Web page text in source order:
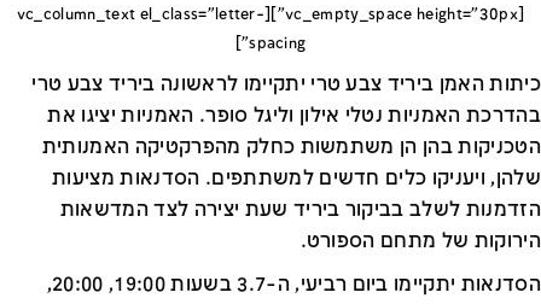
[vc_empty_space height="30px"][vc_column_text el_class="letter-
spacing"]
כיתות האמן ביריד צבע טרי יתקיימו לראשונה ביריד צבע טרי
בהדרכת האמניות נטלי אילון וליגל סופר. האמניות יציגו את
הטכניקות בהן הן משתמשות כחלק מהפרקטיקה האמנותית
שלהן, ויעניקו כלים חדשים למשתתפים. הסדנאות מציעות
הזדמנות לשלב בביקור ביריד שעת יצירה לצד המדשאות
הירוקות של מתחם הספורט.
הסדנאות יתקיימו ביום רביעי, ה-3.7 בשעות 19:00, 20:00,